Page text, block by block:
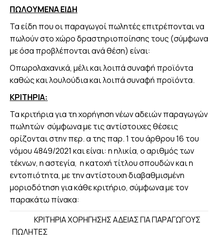
ΠΩΛΟΥΜΕΝΑ ΕΙΔΗ
Τα είδη που οι παραγωγοί πωλητές επιτρέπονται να
πωλούν στο χώρο δραστηριοποίησης τους (σύμφωνα
με όσα προβλέπονται ανά θέση) είναι:
Οπωρολαχανικά, μέλι και λοιπά συναφή προϊόντα
καθώς και λουλούδια και λοιπά συναφή προϊόντα.
ΚΡΙΤΗΡΙΑ:
Τα κριτήρια για τη χορήγηση νέων αδειών παραγωγών
πωλητών σύμφωνα με τις αντίστοιχες θέσεις
ορίζονται στην περ. α της παρ. 1 του άρθρου 16 του
νόμου 4849/2021 και είναι: η ηλικία, ο αριθμός των
τέκνων, η αστεγία, η κατοχή τίτλου σπουδών και η
εντοπιότητα, με την αντίστοιχη διαβαθμισμένη
μοριοδότηση για κάθε κριτήριο, σύμφωνα με τον
παρακάτω πίνακα:
ΚΡΙΤΗΡΙΑ ΧΟΡΗΓΗΣΗΣ ΑΔΕΙΑΣ ΓΙΑ ΠΑΡΑΓΩΓΟΥΣ
ΠΩΛΗΤΕΣ